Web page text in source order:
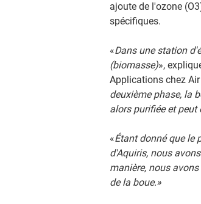
ajoute de l'ozone
spécifiques.
«Dans une station
(biomasse)»,
Applications chez
deuxième phase, la
alors purifiée et peut
«Étant donné que le
d'Aquiris, nous
manière, nous
de la boue.»